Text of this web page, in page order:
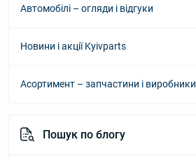
Автомобілі – огляди і відгуки
Новини і акції Kyivparts
Асортимент – запчастини і виробники
Пошук по блогу